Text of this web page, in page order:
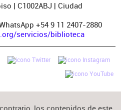
| C1002ABJ | Ciudad
+54 9 11 2407-2880
servicios/biblioteca